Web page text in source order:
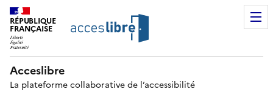
RÉPUBLIQUE
FRANÇAISE
Acceslibre
La plateforme collaborative de l’accessibilité